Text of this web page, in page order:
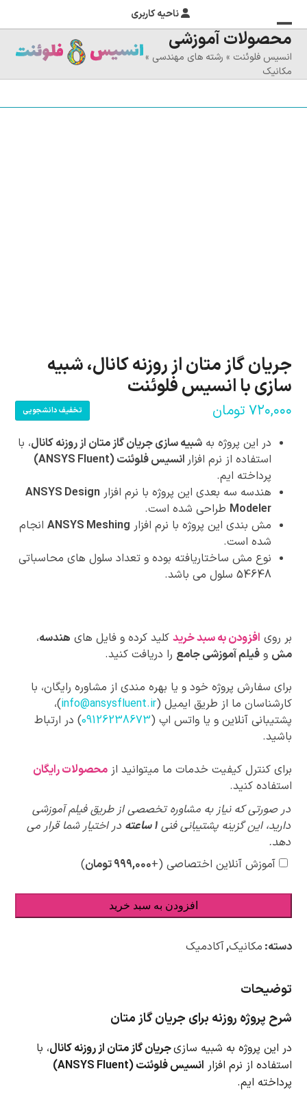
ناحیه کاربری
منوی
موبایل
را
تغییر
بستن
منوی
موبایل
محصولات آموزشی
انسیس فلوئنت » رشته های مهندسی »
مکانیک
جریان گاز متان از روزنه کانال، شبیه
سازی با انسیس فلوئنت
۷۲۰,۰۰۰ تومان تخفیف دانشجویی
در این پروژه بهشبیه سازی جریان گاز متان از روزنه کانال، با
استفاده از نرم افزار انسیس فلوئنت (ANSYS Fluent)
پرداخته ایم.
هندسه سه بعدی این پروژه با نرم افزارANSYS Design
Modeler طراحی شده است.
مش بندی این پروژه با نرم افزار ANSYS Meshing انجام
شده است.
نوع مش ساختاریافته بوده و تعداد سلول های محاسباتی
54648 سلول می باشد.
بر روی افزودن به سبد خرید کلید کرده و فایل های هندسه،
مش وفیلم آموزشی جامع را دریافت کنید.
برای سفارش پروژه خود و یا بهره مندی از مشاوره رایگان، با
کارشناسان ما از طریق ایمیل (info@ansysfluent.ir)،
پشتیبانی آنلاین و یا واتس اپ (09126238673) در ارتباط
باشید.
برای کنترل کیفیت خدمات ما میتوانید ازمحصولات رایگان
استفاده کنید.
پیشنهادات
ویژه
در صورتی که نیاز به مشاوره تخصصی از طریق فیلم آموزشی
دارید، این گزینه پشتیبانی فنی1 ساعته
در اختیار شما قرار می
دهد.
آموزش آنلاین اختصاصی (+۹۹۹,۰۰۰تومان)
افزودن به سبد خرید
دسته: مکانیک,آکادمیک
توضیحات
شرح پروژه روزنه برای جریان گاز متان
در این پروژه به شبیه سازیجریان گاز متان از روزنه کانال، با
استفاده از نرم افزار انسیس فلوئنت (ANSYS Fluent)
پرداخته ایم.